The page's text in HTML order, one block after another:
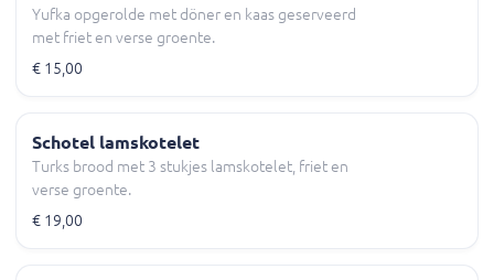
Yufka opgerolde met döner en kaas geserveerd
met friet en verse groente.
€ 15,00
Schotel lamskotelet
Turks brood met 3 stukjes lamskotelet, friet en
verse groente.
€ 19,00